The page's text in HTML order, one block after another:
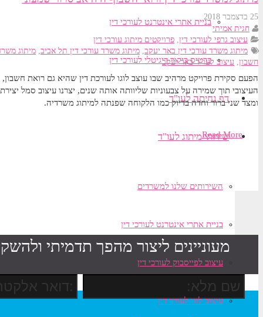
בניית אתרי אינטרנט לעורכי דין
כרטיס ביקור דיגיטלי לעורכי דין
דף נחיתה לעו"ד
שירותי מיתוג לעו"ד
השירותים שלנו למשרדים
בניית אתרי אינטרנט לעורכי דין
עיצוב לפייסבוק לעורכי דין
עיצוב לוגו לעורך דין
25 בדצמבר 2018
חגית אמיתי
עיצוב גרפי לעורכי דין, פרויקטים מיתוג עורכי דין
מיתוג משרד עורכי דין באר יעקב, מיתוג משרד עורכי דין תל אביב, מיתוג
חשבון, עיצוב לעו"ד באר יעקב
הפעם סקירת פרויקט מרהיב שבו עוצב לוגו לעורכת דין שהיא גם רואת
העיצובי תוך שמירה על צבעוניות שליוותה אותה שנים, יצרנו עיצוב סמל
ומצד שני ברור וחדה בדיוק כמו הלקוחה שפנתה למיתוג משרדיה.
Read More
מעוניינים ליצור מהפך תדמיתי